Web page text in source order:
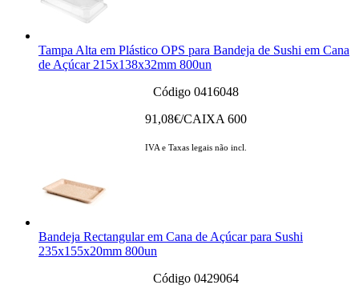
Tampa Alta em Plástico OPS para Bandeja de Sushi em Cana
de Açúcar 215x138x32mm 800un
Código 0416048
91,08€/CAIXA 600
IVA e Taxas legais não incl.
Bandeja Rectangular em Cana de Açúcar para Sushi
235x155x20mm 800un
Código 0429064